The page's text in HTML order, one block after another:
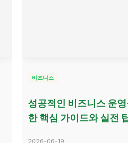
비즈니스
성공적인 비즈니스 운영
한 핵심 가이드와 실전
2026-06-19